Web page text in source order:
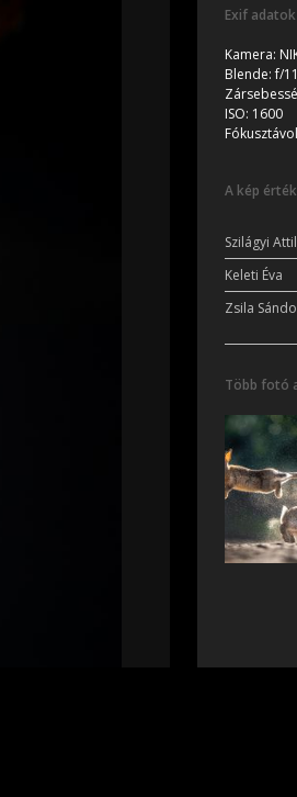
Exif adatok
Kamera:
Blende:f/
ISO: 1600
A kép
Szilágyi
Keleti Éva
Zsila
Több fotó